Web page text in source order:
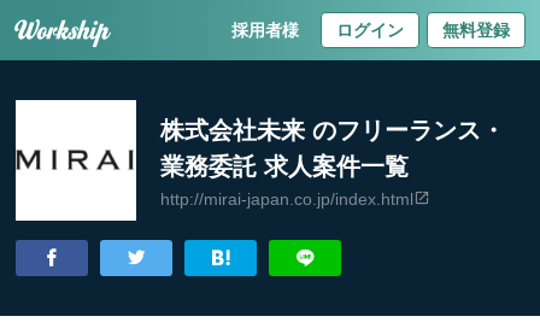
採用者様 ログイン 無料登録
株式会社未来 のフリーランス・
業務委託 求人案件一覧
http://mirai-japan.co.jp/index.html